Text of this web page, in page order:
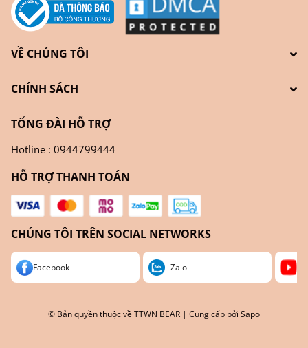
VỀ CHÚNG TÔI
CHÍNH SÁCH
TỔNG ĐÀI HỖ TRỢ
Hotline : 0944799444
HỖ TRỢ THANH TOÁN
CHÚNG TÔI TRÊN SOCIAL NETWORKS
Facebook Zalo
© Bản quyền thuộc về TTWN BEAR | Cung cấp bởi Sapo